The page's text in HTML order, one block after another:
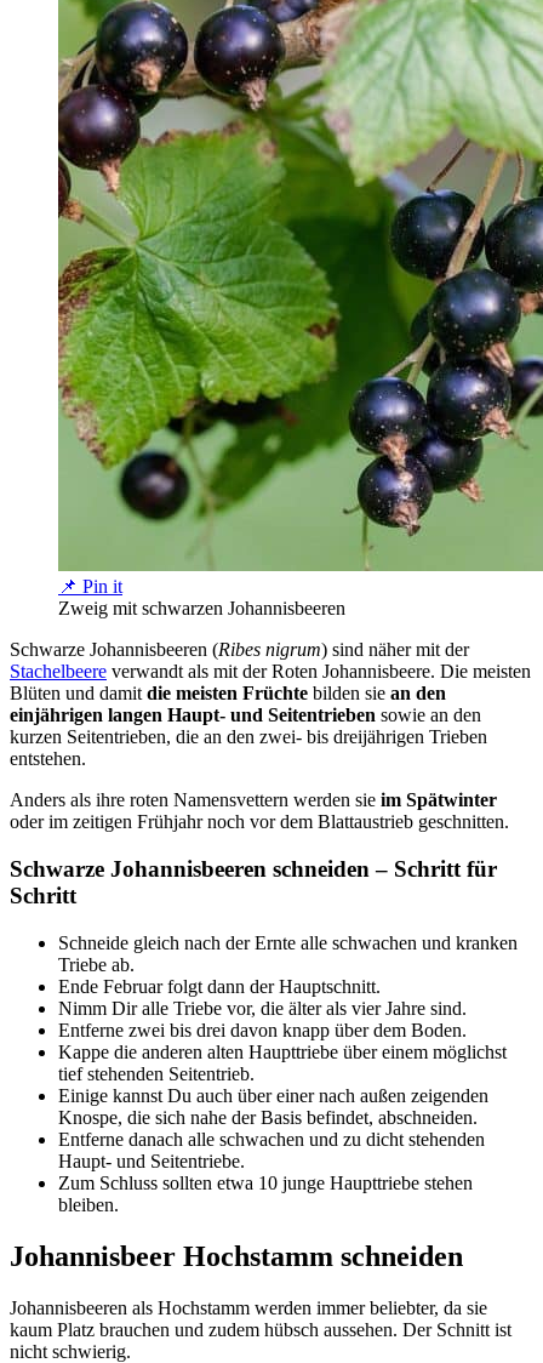
📌 Pin it
Zweig mit schwarzen Johannisbeeren
Schwarze Johannisbeeren (Ribes nigrum) sind näher mit der
Stachelbeere verwandt als mit der Roten Johannisbeere. Die meisten
Blüten und damit die meisten Früchte bilden sie an den
einjährigen langen Haupt- und Seitentrieben sowie an den
kurzen Seitentrieben, die an den zwei- bis dreijährigen Trieben
entstehen.
Anders als ihre roten Namensvettern werden sie im Spätwinter
oder im zeitigen Frühjahr noch vor dem Blattaustrieb geschnitten.
Schwarze Johannisbeeren schneiden – Schritt für
Schritt
Schneide gleich nach der Ernte alle schwachen und kranken
Triebe ab.
Ende Februar folgt dann der Hauptschnitt.
Nimm Dir alle Triebe vor, die älter als vier Jahre sind.
Entferne zwei bis drei davon knapp über dem Boden.
Kappe die anderen alten Haupttriebe über einem möglichst
tief stehenden Seitentrieb.
Einige kannst Du auch über einer nach außen zeigenden
Knospe, die sich nahe der Basis befindet, abschneiden.
Entferne danach alle schwachen und zu dicht stehenden
Haupt- und Seitentriebe.
Zum Schluss sollten etwa 10 junge Haupttriebe stehen
bleiben.
Johannisbeer Hochstamm schneiden
Johannisbeeren als Hochstamm werden immer beliebter, da sie
kaum Platz brauchen und zudem hübsch aussehen. Der Schnitt ist
nicht schwierig.